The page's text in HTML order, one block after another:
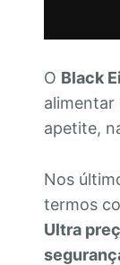
O Black
alimentar
apetite,
Nos
termos
Ultra